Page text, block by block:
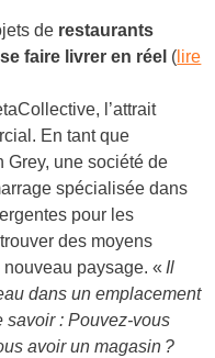
de restaurants
faire livrer en réel ( lire
l’attrait
En tant que
Grey, une société de
spécialisée dans
pour les
des moyens
nouveau paysage. « Il
dans un emplacement
savoir : Pouvez-vous
avoir un magasin ?